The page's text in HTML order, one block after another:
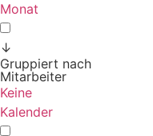
Monat
↓
Gruppiert nach
Mitarbeiter
Keine
Kalender